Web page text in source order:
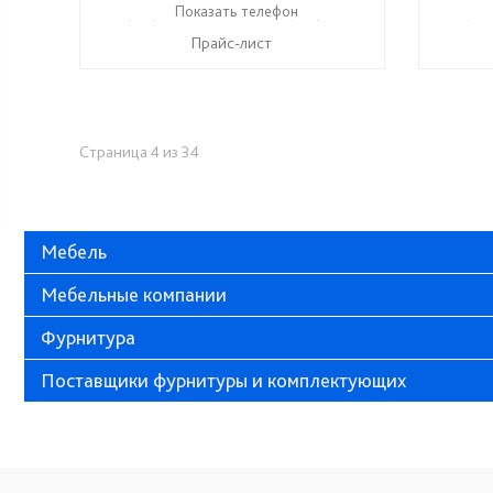
+7 (937) 423-36-37 ☎+7 (937) 428-44-55
Показать телефон
Прайс-лист
+7
Страница 4 из 34
Мебель
Мебельные компании
Фурнитура
Поставщики фурнитуры и комплектующих